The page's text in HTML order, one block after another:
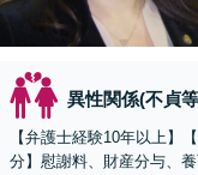
異性関係(不貞
【弁護士経験10年以上】
分】慰謝料、財産分与、